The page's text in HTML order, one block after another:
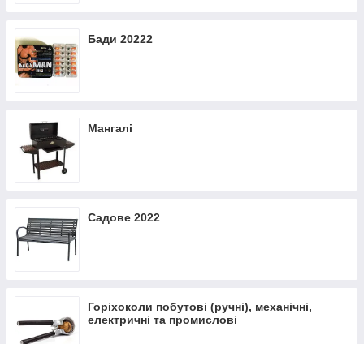
Бади 20222
Мангалі
Садове 2022
Горіхоколи побутові (ручні), механічні,
електричні та промислові